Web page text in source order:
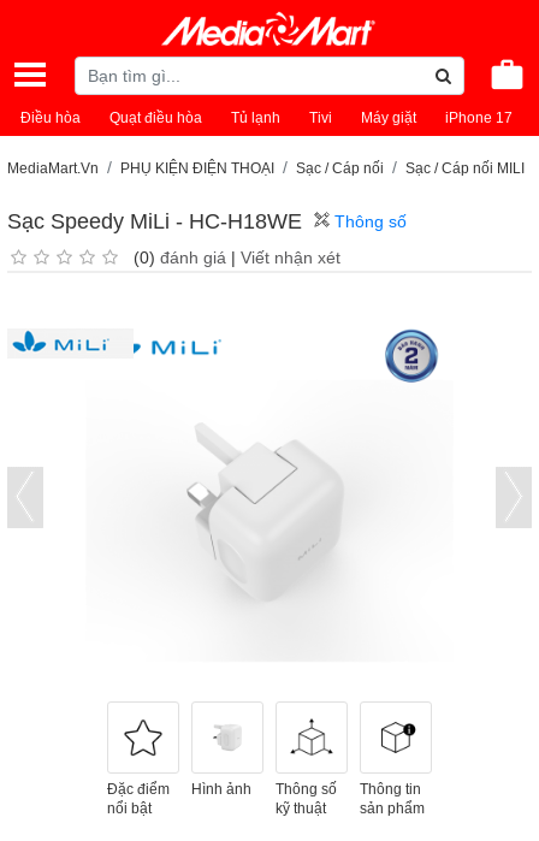
Điều hòa Quạt điều hòa Tủ lạnh Tivi Máy giặt iPhone 17
MediaMart.Vn PHỤ KIỆN ĐIỆN THOẠI Sạc / Cáp nối Sạc / Cáp nối MILI
Sạc Speedy MiLi - HC-H18WE
(0) đánh giá | Viết nhận xét
Thông số
Đặc điểm
nổi bật
Hình ảnh
Thông số
kỹ thuật
Thông tin
sản phẩm